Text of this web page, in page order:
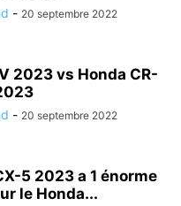
- 20 septembre 2022
2023 vs Honda CR-
- 20 septembre 2022
5 2023 a 1 énorme
le Honda...